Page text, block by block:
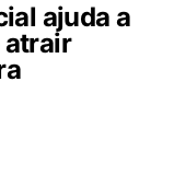
ajuda a
atrair